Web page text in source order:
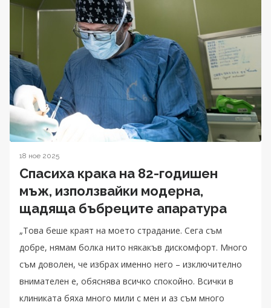
18 ное 2025
Спасиха крака на 82-годишен
мъж, използвайки модерна,
щадяща бъбреците апаратура
„Това беше краят на моето страдание. Сега съм
добре, нямам болка нито някакъв дискомфорт. Много
съм доволен, че избрах именно него – изключително
внимателен е, обяснява всичко спокойно. Всички в
клиниката бяха много мили с мен и аз съм много